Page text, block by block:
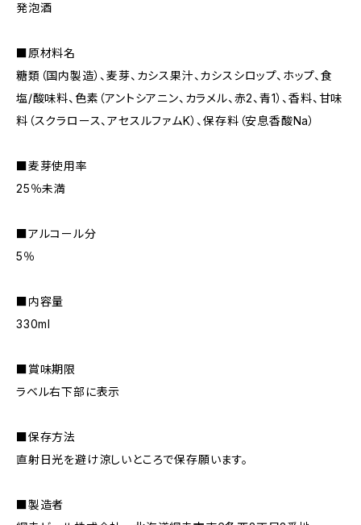
発泡酒
■原材料名
糖類（国内製造）、麦芽、カシス果汁、カシスシロップ、ホップ、食
塩/酸味料、色素（アントシアニン、カラメル、赤2、青1）、香料、甘味
料（スクラロース、アセスルファムK）、保存料（安息香酸Na）
■麦芽使用率
25％未満
■アルコール分
5％
■内容量
330ml
■賞味期限
ラベル右下部に表示
■保存方法
直射日光を避け涼しいところで保存願います。
■製造者